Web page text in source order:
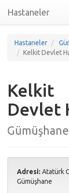
Hastaneler
Hastaneler
Kelkit Devlet
Kelkit
Devlet
Adresi: Atatürk
Gümüşhane